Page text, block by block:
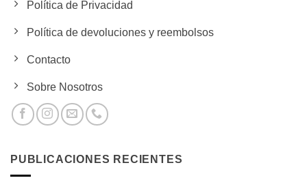
Política de Privacidad
Política de devoluciones y reembolsos
Contacto
Sobre Nosotros
PUBLICACIONES RECIENTES